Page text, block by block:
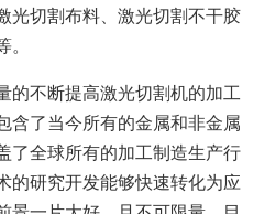
光切割布料、激光切割不干胶
的不断提高激光切割机的加工
含了当今所有的金属和非金属
了全球所有的加工制造生产行
的研究开发能够快速转化为应